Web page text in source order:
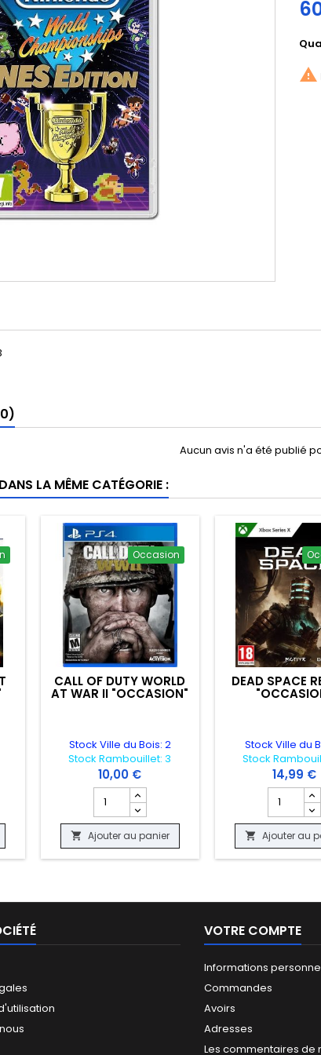

Aucun avis n'a été publié
LA MÊME CATÉGORIE :
produit MARVEL S MIDNIGHT SUNS "OCCASION"
Occasion
CALL OF DUTY WORLD
AT WAR II "OCCASION"
Stock Ville du Bois: 2
Stock Rambouillet: 3
10,00 €
Champ quantité du produit CALL OF DUTY
 Ajouter au panier
DEAD SPACE
Stock Ville du
Stock
14,99 €
Champ
 Ajouter au
VOTRE COMPTE
Informations
Commandes
Avoirs
Adresses
Les commentaires de